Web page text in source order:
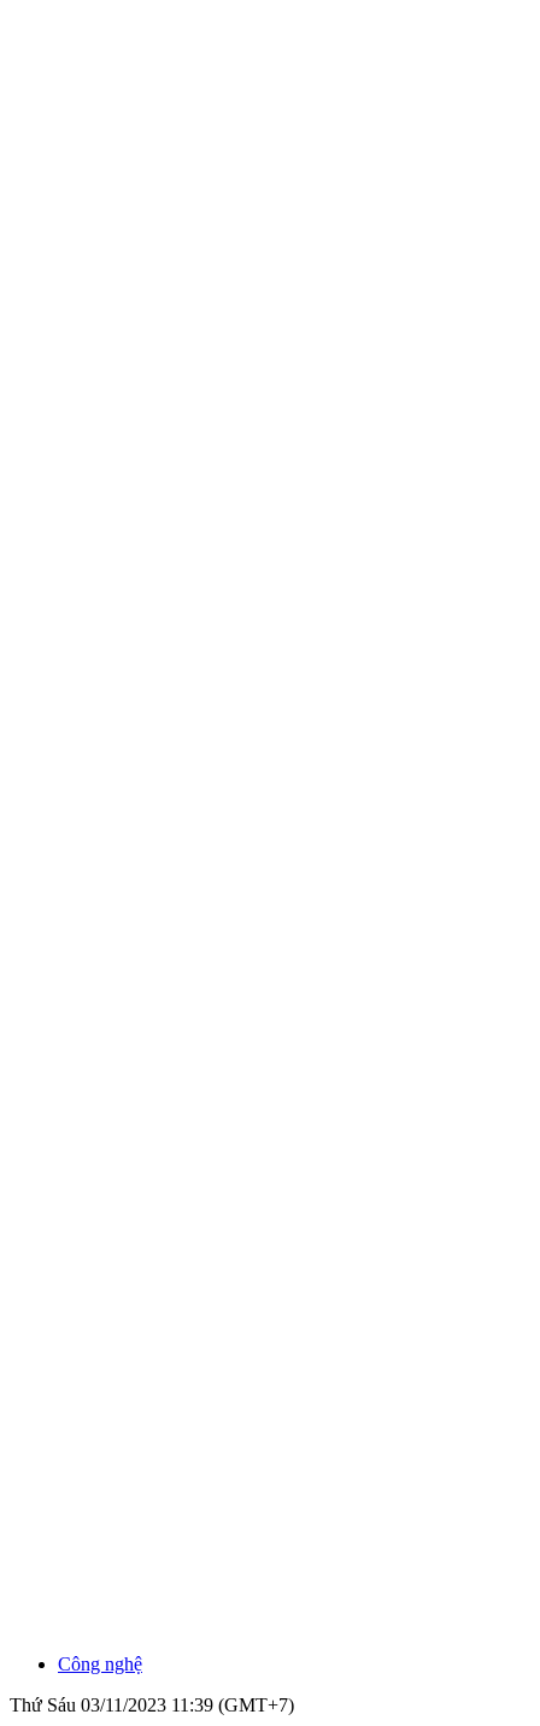
Công nghệ
Thứ Sáu 03/11/2023 11:39 (GMT+7)